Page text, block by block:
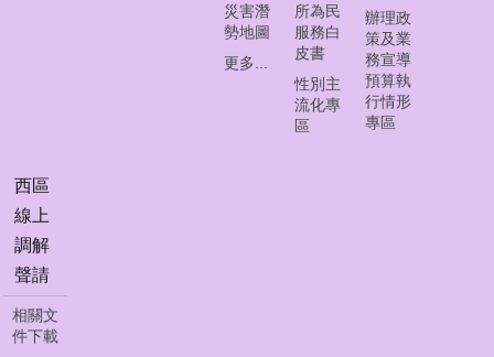
頁
導
覽
回
首
頁
災害潛
勢地圖
更多...
所為民
服務白
皮書
性別主
流化專
區
辦理政
策及業
務宣導
預算執
行情形
專區
西區
線上
調解
聲請
相關文
件下載